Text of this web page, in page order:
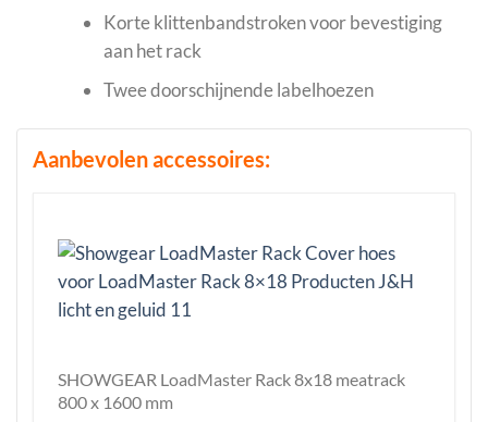
Korte klittenbandstroken voor bevestiging
aan het rack
Twee doorschijnende labelhoezen
Aanbevolen accessoires:
SHOWGEAR LoadMaster Rack 8x18 meatrack
800 x 1600 mm